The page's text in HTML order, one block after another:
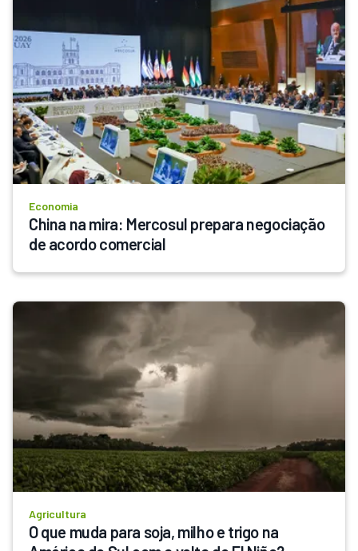
Economia
China na mira: Mercosul prepara negociação
de acordo comercial
Agricultura
O que muda para soja, milho e trigo na